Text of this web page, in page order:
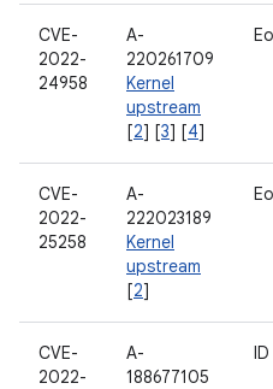
CVE-
2022-
24958
A-
220261709
Kernel
upstream
[2] [3] [4]
CVE-
2022-
25258
A-
222023189
Kernel
upstream
[2]
CVE-
2022-
A-
188677105
ID